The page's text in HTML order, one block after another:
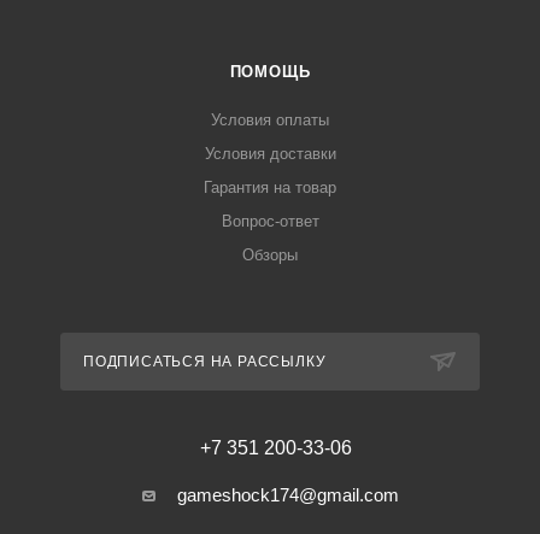
ПОМОЩЬ
Условия оплаты
Условия доставки
Гарантия на товар
Вопрос-ответ
Обзоры
ПОДПИСАТЬСЯ НА РАССЫЛКУ
+7 351 200-33-06
gameshock174@gmail.com